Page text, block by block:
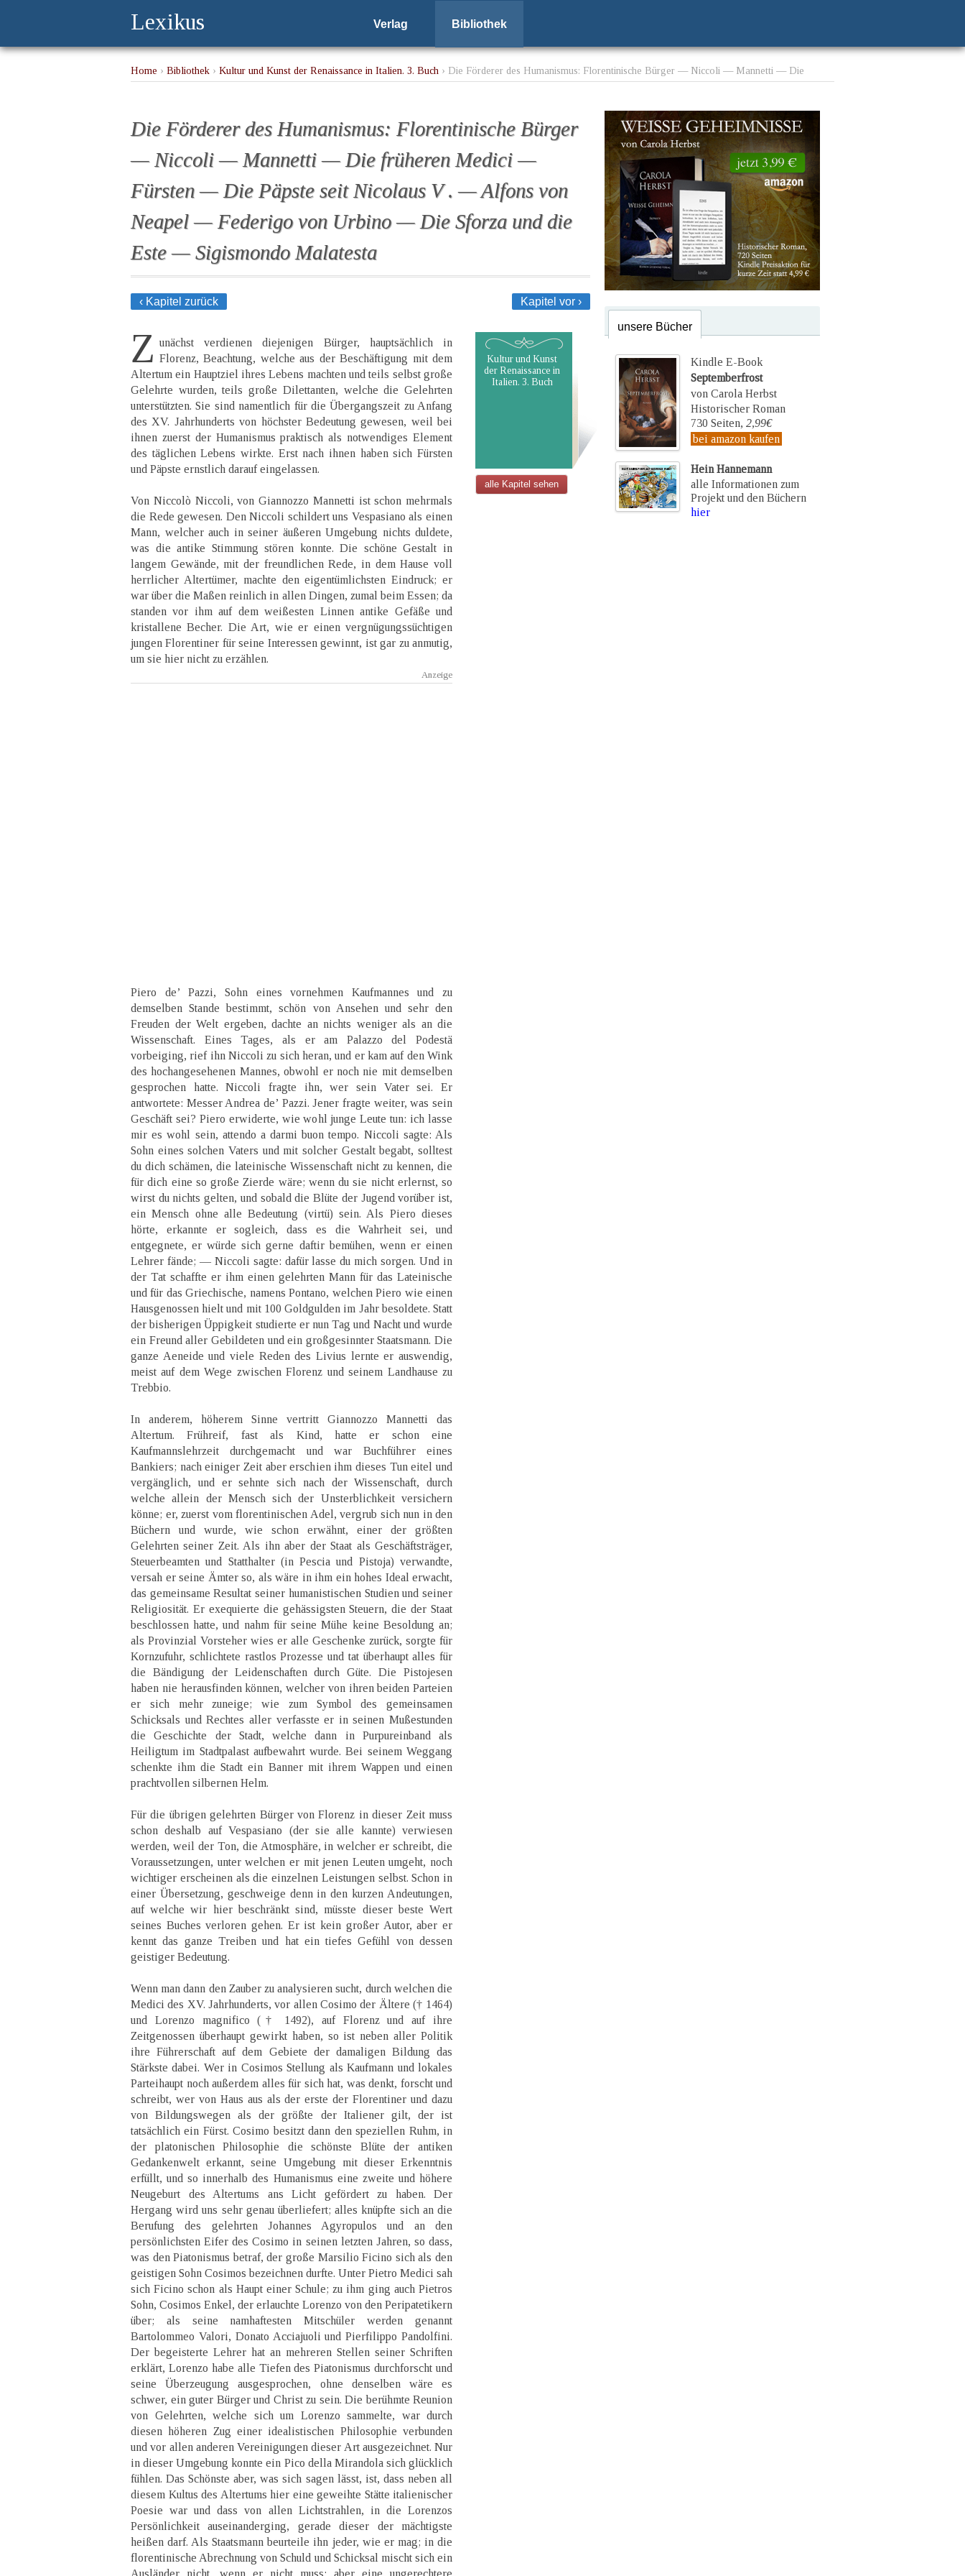
Lexikus Verlag Bibliothek
Home › Bibliothek › Kultur und Kunst der Renaissance in Italien. 3. Buch › Die Förderer des Humanismus: Florentinische Bürger — Niccoli — Mannetti — Die
Die Förderer des Humanismus: Florentinische Bürger
— Niccoli — Mannetti — Die früheren Medici —
Fürsten — Die Päpste seit Nicolaus V . — Alfons von
Neapel — Federigo von Urbino — Die Sforza und die
Este — Sigismondo Malatesta
‹ Kapitel zurück Kapitel vor ›
Z unächst verdienen diejenigen Bürger, hauptsächlich in
Florenz, Beachtung, welche aus der Beschäftigung mit dem
Altertum ein Hauptziel ihres Lebens machten und teils selbst große
Gelehrte wurden, teils große Dilettanten, welche die Gelehrten
unterstützten. Sie sind namentlich für die Übergangszeit zu Anfang
des XV. Jahrhunderts von höchster Bedeutung gewesen, weil bei
ihnen zuerst der Humanismus praktisch als notwendiges Element
des täglichen Lebens wirkte. Erst nach ihnen haben sich Fürsten
und Päpste ernstlich darauf eingelassen.
Von Niccolò Niccoli, von Giannozzo Mannetti ist schon mehrmals
die Rede gewesen. Den Niccoli schildert uns Vespasiano als einen
Mann, welcher auch in seiner äußeren Umgebung nichts duldete,
was die antike Stimmung stören konnte. Die schöne Gestalt in
langem Gewände, mit der freundlichen Rede, in dem Hause voll
herrlicher Altertümer, machte den eigentümlichsten Eindruck; er
war über die Maßen reinlich in allen Dingen, zumal beim Essen; da
standen vor ihm auf dem weißesten Linnen antike Gefäße und
kristallene Becher. Die Art, wie er einen vergnügungssüchtigen
jungen Florentiner für seine Interessen gewinnt, ist gar zu anmutig,
um sie hier nicht zu erzählen.
Piero de’ Pazzi, Sohn eines vornehmen Kaufmannes und zu
demselben Stande bestimmt, schön von Ansehen und sehr den
Freuden der Welt ergeben, dachte an nichts weniger als an die
Wissenschaft. Eines Tages, als er am Palazzo del Podestä
vorbeiging, rief ihn Niccoli zu sich heran, und er kam auf den Wink
des hochangesehenen Mannes, obwohl er noch nie mit demselben
gesprochen hatte. Niccoli fragte ihn, wer sein Vater sei. Er
antwortete: Messer Andrea de’ Pazzi. Jener fragte weiter, was sein
Geschäft sei? Piero erwiderte, wie wohl junge Leute tun: ich lasse
mir es wohl sein, attendo a darmi buon tempo. Niccoli sagte: Als
Sohn eines solchen Vaters und mit solcher Gestalt begabt, solltest
du dich schämen, die lateinische Wissenschaft nicht zu kennen, die
für dich eine so große Zierde wäre; wenn du sie nicht erlernst, so
wirst du nichts gelten, und sobald die Blüte der Jugend vorüber ist,
ein Mensch ohne alle Bedeutung (virtü) sein. Als Piero dieses
hörte, erkannte er sogleich, dass es die Wahrheit sei, und
entgegnete, er würde sich gerne daftir bemühen, wenn er einen
Lehrer fände; — Niccoli sagte: dafür lasse du mich sorgen. Und in
der Tat schaffte er ihm einen gelehrten Mann für das Lateinische
und für das Griechische, namens Pontano, welchen Piero wie einen
Hausgenossen hielt und mit 100 Goldgulden im Jahr besoldete. Statt
der bisherigen Üppigkeit studierte er nun Tag und Nacht und wurde
ein Freund aller Gebildeten und ein großgesinnter Staatsmann. Die
ganze Aeneide und viele Reden des Livius lernte er auswendig,
meist auf dem Wege zwischen Florenz und seinem Landhause zu
Trebbio.
In anderem, höherem Sinne vertritt Giannozzo Mannetti das
Altertum. Frühreif, fast als Kind, hatte er schon eine
Kaufmannslehrzeit durchgemacht und war Buchführer eines
Bankiers; nach einiger Zeit aber erschien ihm dieses Tun eitel und
vergänglich, und er sehnte sich nach der Wissenschaft, durch
welche allein der Mensch sich der Unsterblichkeit versichern
könne; er, zuerst vom florentinischen Adel, vergrub sich nun in den
Büchern und wurde, wie schon erwähnt, einer der größten
Gelehrten seiner Zeit. Als ihn aber der Staat als Geschäftsträger,
Steuerbeamten und Statthalter (in Pescia und Pistoja) verwandte,
versah er seine Ämter so, als wäre in ihm ein hohes Ideal erwacht,
das gemeinsame Resultat seiner humanistischen Studien und seiner
Religiosität. Er exequierte die gehässigsten Steuern, die der Staat
beschlossen hatte, und nahm für seine Mühe keine Besoldung an;
als Provinzial Vorsteher wies er alle Geschenke zurück, sorgte für
Kornzufuhr, schlichtete rastlos Prozesse und tat überhaupt alles für
die Bändigung der Leidenschaften durch Güte. Die Pistojesen
haben nie herausfinden können, welcher von ihren beiden Parteien
er sich mehr zuneige; wie zum Symbol des gemeinsamen
Schicksals und Rechtes aller verfasste er in seinen Mußestunden
die Geschichte der Stadt, welche dann in Purpureinband als
Heiligtum im Stadtpalast aufbewahrt wurde. Bei seinem Weggang
schenkte ihm die Stadt ein Banner mit ihrem Wappen und einen
prachtvollen silbernen Helm.
Für die übrigen gelehrten Bürger von Florenz in dieser Zeit muss
schon deshalb auf Vespasiano (der sie alle kannte) verwiesen
werden, weil der Ton, die Atmosphäre, in welcher er schreibt, die
Voraussetzungen, unter welchen er mit jenen Leuten umgeht, noch
wichtiger erscheinen als die einzelnen Leistungen selbst. Schon in
einer Übersetzung, geschweige denn in den kurzen Andeutungen,
auf welche wir hier beschränkt sind, müsste dieser beste Wert
seines Buches verloren gehen. Er ist kein großer Autor, aber er
kennt das ganze Treiben und hat ein tiefes Gefühl von dessen
geistiger Bedeutung.
Wenn man dann den Zauber zu analysieren sucht, durch welchen die
Medici des XV. Jahrhunderts, vor allen Cosimo der Ältere († 1464)
und Lorenzo magnifico († 1492), auf Florenz und auf ihre
Zeitgenossen überhaupt gewirkt haben, so ist neben aller Politik
ihre Führerschaft auf dem Gebiete der damaligen Bildung das
Stärkste dabei. Wer in Cosimos Stellung als Kaufmann und lokales
Parteihaupt noch außerdem alles für sich hat, was denkt, forscht und
schreibt, wer von Haus aus als der erste der Florentiner und dazu
von Bildungswegen als der größte der Italiener gilt, der ist
tatsächlich ein Fürst. Cosimo besitzt dann den speziellen Ruhm, in
der platonischen Philosophie die schönste Blüte der antiken
Gedankenwelt erkannt, seine Umgebung mit dieser Erkenntnis
erfüllt, und so innerhalb des Humanismus eine zweite und höhere
Neugeburt des Altertums ans Licht gefördert zu haben. Der
Hergang wird uns sehr genau überliefert; alles knüpfte sich an die
Berufung des gelehrten Johannes Agyropulos und an den
persönlichsten Eifer des Cosimo in seinen letzten Jahren, so dass,
was den Piatonismus betraf, der große Marsilio Ficino sich als den
geistigen Sohn Cosimos bezeichnen durfte. Unter Pietro Medici sah
sich Ficino schon als Haupt einer Schule; zu ihm ging auch Pietros
Sohn, Cosimos Enkel, der erlauchte Lorenzo von den Peripatetikern
über; als seine namhaftesten Mitschüler werden genannt
Bartolommeo Valori, Donato Acciajuoli und Pierfilippo Pandolfini.
Der begeisterte Lehrer hat an mehreren Stellen seiner Schriften
erklärt, Lorenzo habe alle Tiefen des Piatonismus durchforscht und
seine Überzeugung ausgesprochen, ohne denselben wäre es
schwer, ein guter Bürger und Christ zu sein. Die berühmte Reunion
von Gelehrten, welche sich um Lorenzo sammelte, war durch
diesen höheren Zug einer idealistischen Philosophie verbunden
und vor allen anderen Vereinigungen dieser Art ausgezeichnet. Nur
in dieser Umgebung konnte ein Pico della Mirandola sich glücklich
fühlen. Das Schönste aber, was sich sagen lässt, ist, dass neben all
diesem Kultus des Altertums hier eine geweihte Stätte italienischer
Poesie war und dass von allen Lichtstrahlen, in die Lorenzos
Persönlichkeit auseinanderging, gerade dieser der mächtigste
heißen darf. Als Staatsmann beurteile ihn jeder, wie er mag; in die
florentinische Abrechnung von Schuld und Schicksal mischt sich ein
Ausländer nicht, wenn er nicht muss; aber eine ungerechtere
Kultur und Kunst
der Renaissance in
Italien. 3. Buch
alle Kapitel sehen
unsere Bücher
Kindle E-Book
Septemberfrost
von Carola Herbst
Historischer Roman
730 Seiten, 2,99€
bei amazon kaufen
Hein Hannemann
alle Informationen zum
Projekt und den Büchern
hier